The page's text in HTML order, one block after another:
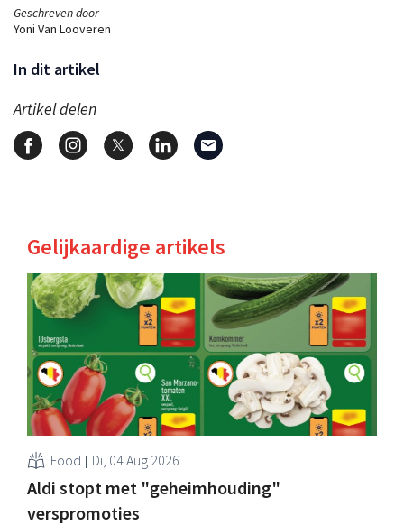
Geschreven door
Yoni Van Looveren
In dit artikel
Artikel delen
Gelijkaardige artikels
Food Di, 04 Aug 2026
Aldi stopt met "geheimhouding"
verspromoties